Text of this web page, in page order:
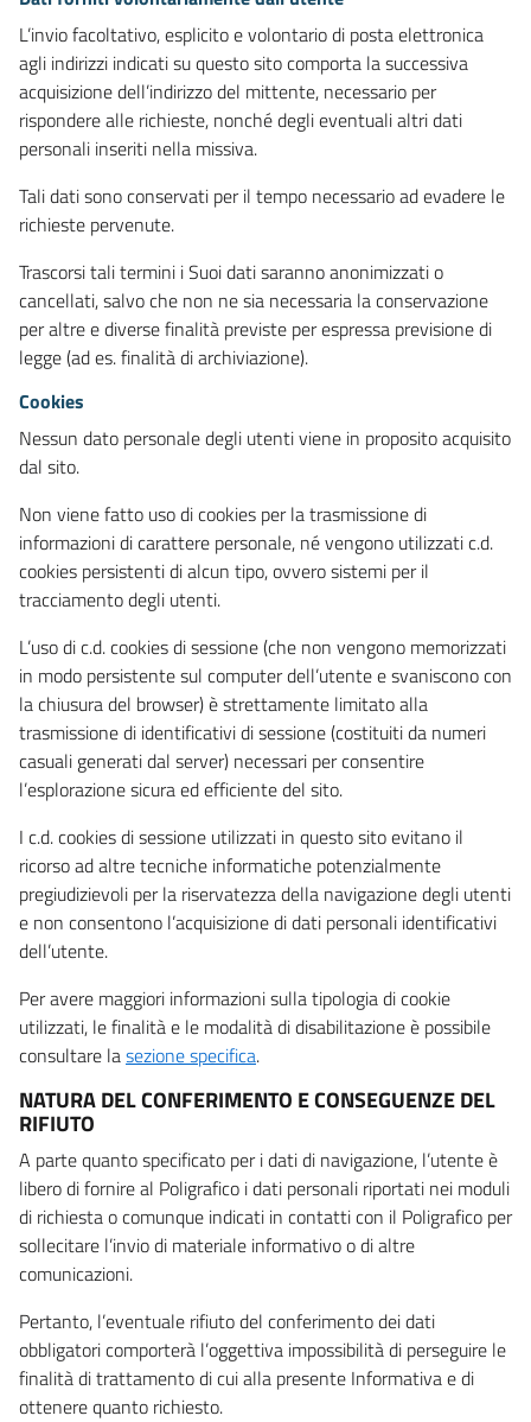
L’invio facoltativo, esplicito e volontario di posta elettronica
agli indirizzi indicati su questo sito comporta la successiva
acquisizione dell’indirizzo del mittente, necessario per
rispondere alle richieste, nonché degli eventuali altri dati
personali inseriti nella missiva.
Tali dati sono conservati per il tempo necessario ad evadere le
richieste pervenute.
Trascorsi tali termini i Suoi dati saranno anonimizzati o
cancellati, salvo che non ne sia necessaria la conservazione
per altre e diverse finalità previste per espressa previsione di
legge (ad es. finalità di archiviazione).
Cookies
Nessun dato personale degli utenti viene in proposito acquisito
dal sito.
Non viene fatto uso di cookies per la trasmissione di
informazioni di carattere personale, né vengono utilizzati c.d.
cookies persistenti di alcun tipo, ovvero sistemi per il
tracciamento degli utenti.
L’uso di c.d. cookies di sessione (che non vengono memorizzati
in modo persistente sul computer dell’utente e svaniscono con
la chiusura del browser) è strettamente limitato alla
trasmissione di identificativi di sessione (costituiti da numeri
casuali generati dal server) necessari per consentire
l’esplorazione sicura ed efficiente del sito.
I c.d. cookies di sessione utilizzati in questo sito evitano il
ricorso ad altre tecniche informatiche potenzialmente
pregiudizievoli per la riservatezza della navigazione degli utenti
e non consentono l’acquisizione di dati personali identificativi
dell’utente.
Per avere maggiori informazioni sulla tipologia di cookie
utilizzati, le finalità e le modalità di disabilitazione è possibile
consultare lasezione specifica.
NATURA DEL CONFERIMENTO E CONSEGUENZE DEL
RIFIUTO
A parte quanto specificato per i dati di navigazione, l’utente è
libero di fornire al Poligrafico i dati personali riportati nei moduli
di richiesta o comunque indicati in contatti con il Poligrafico per
sollecitare l’invio di materiale informativo o di altre
comunicazioni.
Pertanto, l’eventuale rifiuto del conferimento dei dati
obbligatori comporterà l’oggettiva impossibilità di perseguire le
finalità di trattamento di cui alla presente Informativa e di
ottenere quanto richiesto.